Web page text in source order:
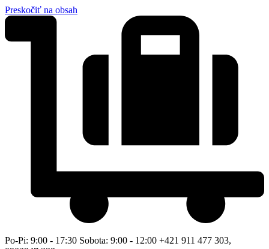
Preskočiť na obsah
Po-Pi: 9:00 - 17:30 Sobota: 9:00 - 12:00 +421 911 477 303,